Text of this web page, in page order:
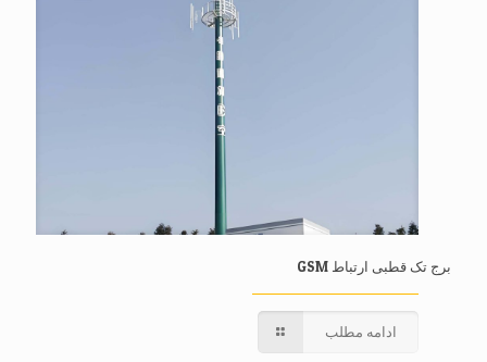
برج تک قطبی ارتباط GSM
ادامه مطلب